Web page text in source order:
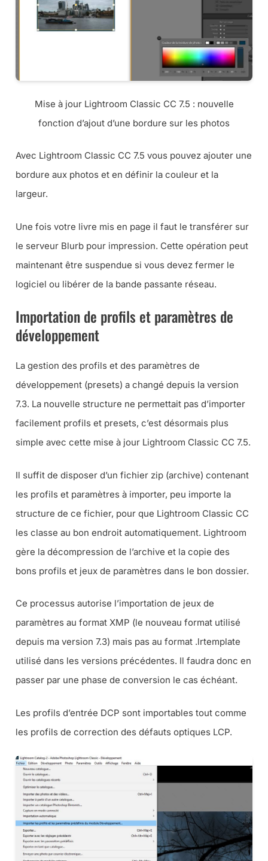
Mise à jour Lightroom Classic CC 7.5 : nouvelle
fonction d’ajout d’une bordure sur les photos
Avec Lightroom Classic CC 7.5 vous pouvez ajouter une
bordure aux photos et en définir la couleur et la
largeur.
Une fois votre livre mis en page il faut le transférer sur
le serveur Blurb pour impression. Cette opération peut
maintenant être suspendue si vous devez fermer le
logiciel ou libérer de la bande passante réseau.
Importation de profils et paramètres de
développement
La gestion des profils et des paramètres de
développement (presets) a changé depuis la version
7.3. La nouvelle structure ne permettait pas d’importer
facilement profils et presets, c’est désormais plus
simple avec cette mise à jour Lightroom Classic CC 7.5.
Il suffit de disposer d’un fichier zip (archive) contenant
les profils et paramètres à importer, peu importe la
structure de ce fichier, pour que Lightroom Classic CC
les classe au bon endroit automatiquement. Lightroom
gère la décompression de l’archive et la copie des
bons profils et jeux de paramètres dans le bon dossier.
Ce processus autorise l’importation de jeux de
paramètres au format XMP (le nouveau format utilisé
depuis ma version 7.3) mais pas au format .lrtemplate
utilisé dans les versions précédentes. Il faudra donc en
passer par une phase de conversion le cas échéant.
Les profils d’entrée DCP sont importables tout comme
les profils de correction des défauts optiques LCP.